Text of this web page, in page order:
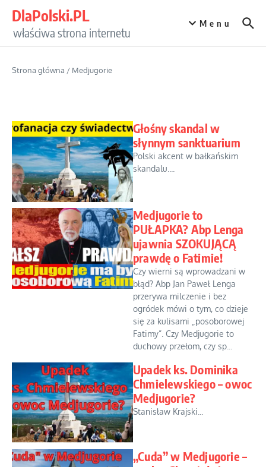
DlaPolski.PL
właściwa strona internetu
Menu
Strona główna / Medjugorie
Głośny skandal w
słynnym sanktuarium
Polski akcent w bałkańskim
skandalu....
Medjugorie to
PUŁAPKA? Abp Lenga
ujawnia SZOKUJĄCĄ
prawdę o Fatimie!
Czy wierni są wprowadzani w
błąd? Abp Jan Paweł Lenga
przerywa milczenie i bez
ogródek mówi o tym, co dzieje
się za kulisami „posoborowej
Fatimy”. Czy Medjugorie to
duchowy przełom, czy sp...
Upadek ks. Dominika
Chmielewskiego – owoc
Medjugorie?
Stanisław Krajski...
„Cuda” w Medjugorie –